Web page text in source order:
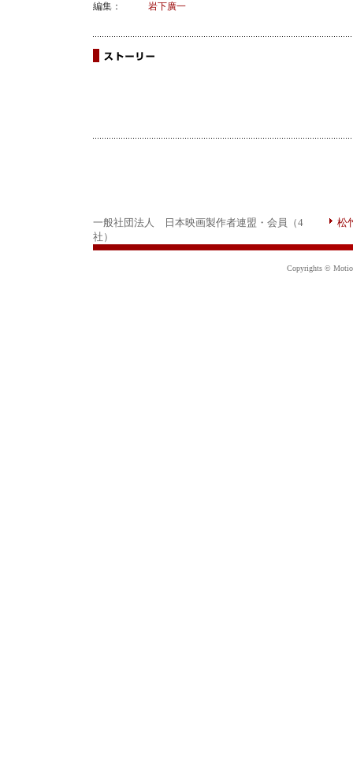
編集：
岩下廣一
一般社団法人 日本映画製作者連盟・会員（4
社）
松
Copyrights ©